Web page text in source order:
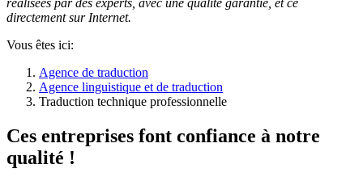
réalisées par des experts, avec une qualité garantie, et ce
directement sur Internet.
Vous êtes ici:
Agence de traduction
Agence linguistique et de traduction
Traduction technique professionnelle
Ces entreprises font confiance à notre
qualité !